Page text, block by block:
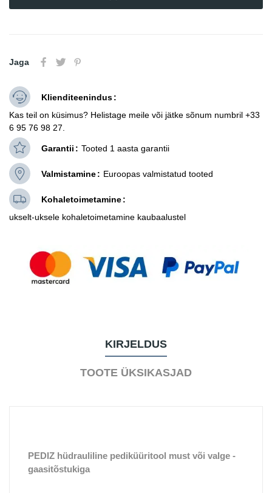
Jaga
Klienditeenindus
Kas teil on küsimus? Helistage meile või jätke sõnum numbril +33
6 95 76 98 27.
Garantii Tooted 1 aasta garantii
Valmistamine Euroopas valmistatud tooted
Kohaletoimetamine
ukselt-uksele kohaletoimetamine kaubaalustel
KIRJELDUS
TOOTE ÜKSIKASJAD
PEDIZ hüdrauliline pediküüritool must või valge -
gaasitõstukiga